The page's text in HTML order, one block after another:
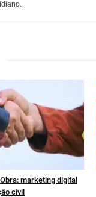
marketing digital
civil